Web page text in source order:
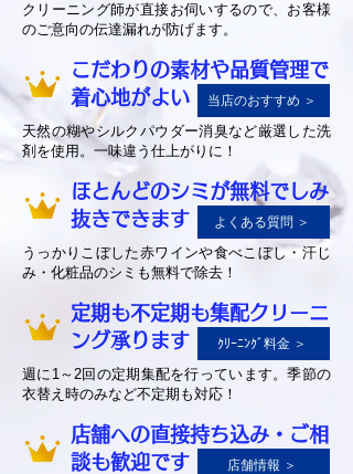
クリーニング師が直接お伺いするので、お客様
のご意向の伝達漏れが防げます。
こだわりの素材や品質管理で
着心地がよい
当店のおすすめ ＞
天然の糊やシルクパウダー消臭など厳選した洗
剤を使用。一味違う仕上がりに！
ほとんどのシミが無料でしみ
抜きできます
よくある質問 ＞
うっかりこぼした赤ワインや食べこぼし・汗じ
み・化粧品のシミも無料で除去！
定期も不定期も集配クリーニ
ング承ります
ｸﾘｰﾆﾝｸﾞ料金 ＞
週に1～2回の定期集配を行っています。季節の
衣替え時のみなど不定期も対応！
店舗への直接持ち込み・ご相
談も歓迎です
店舗情報 ＞